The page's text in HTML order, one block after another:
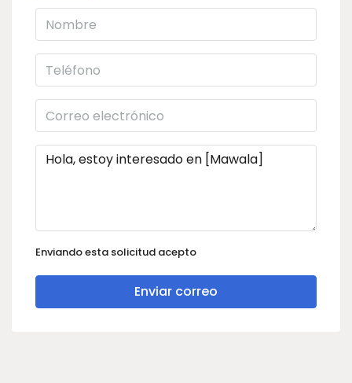
Enviando esta solicitud acepto
Enviar correo